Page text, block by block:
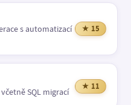
s automatizací
★ 15
SQL migrací
★ 11